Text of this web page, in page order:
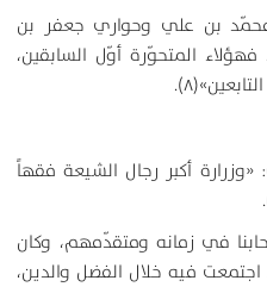
بن علي وحواري جعفر بن
المتحوّرة أوّل السابقين،
«وزرارة أكبر رجال الشيعة فقهاً
في زمانه ومتقدّمهم، وكان
اجتمعت فيه خلال الفضل والدين،